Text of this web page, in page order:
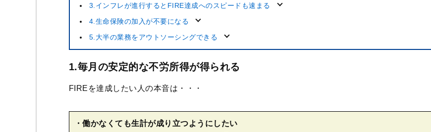
3.インフレが進行するとFIRE達成へのスピードも速まる
4.生命保険の加入が不要になる
5.大半の業務をアウトソーシングできる
1.毎月の安定的な不労所得が得られる
FIREを達成したい人の本音は・・・
・働かなくても生計が成り立つようにしたい